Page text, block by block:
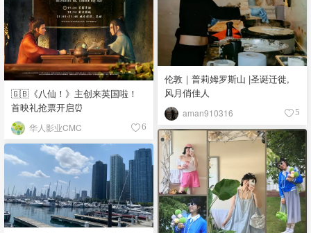
🇬🇧《八仙！》主创来英国啦！
首映礼抢票开启⏰
华人影业CMC 6
伦敦｜普莉姆罗斯山 |圣诞迁徙,
风月俏佳人
aman910316 5